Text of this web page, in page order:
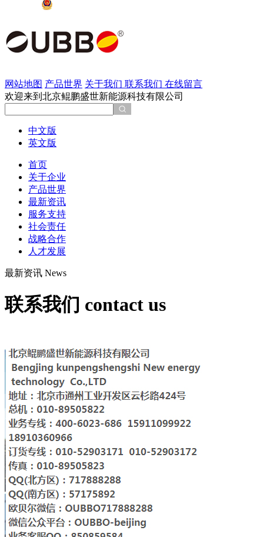
网站地图 产品世界 关于我们 联系我们 在线留言
欢迎来到北京鲲鹏盛世新能源科技有限公司
中文版
英文版
首页
关于企业
产品世界
最新资讯
服务支持
社会责任
战略合作
人才发展
最新资讯 News
联系我们 contact us